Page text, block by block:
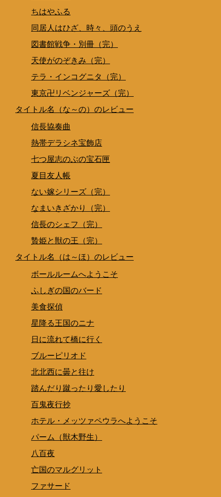
ちはやふる
同居人はひざ、時々、頭のうえ
図書館戦争・別冊（完）
天使がのぞきみ（完）
テラ・インコグニタ（完）
東京卍リベンジャーズ（完）
タイトル名（な～の）のレビュー
信長協奏曲
熱帯デラシネ宝飾店
七つ屋志のぶの宝石匣
夏目友人帳
ない嫁シリーズ（完）
なまいきざかり（完）
信長のシェフ（完）
贄姫と獣の王（完）
タイトル名（は～ほ）のレビュー
ボールルームへようこそ
ふしぎの国のバード
美食探偵
星降る王国のニナ
日に流れて橋に行く
ブルーピリオド
北北西に曇と往け
踏んだり蹴ったり愛したり
百鬼夜行抄
ホテル・メッツァペウラへようこそ
パーム（獣木野生）
八百夜
亡国のマルグリット
ファサード